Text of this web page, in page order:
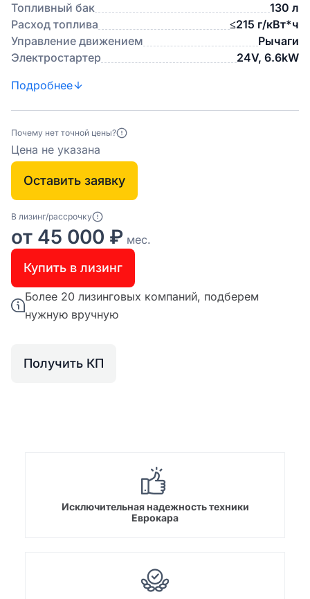
Топливный бак
130 л
Расход топлива
≤215 г/кВт*ч
Управление движением
Рычаги
Электростартер
24V, 6.6kW
Подробнее
Почему нет точной цены?
Цена не указана
Оставить заявку
В лизинг/рассрочку
от 45 000 ₽ мес.
Купить в лизинг
Более 20 лизинговых компаний, подберем
нужную вручную
Получить КП
Исключительная надежность техники
Еврокара